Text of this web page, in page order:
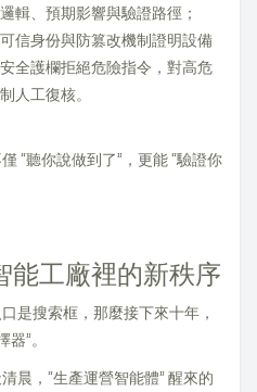
輯、預期影響與驗證路徑；
信身份與防篡改機制證明設備
全護欄拒絕危險指令，對高危
人工復核。
“聽你說做到了”，更能 “驗證你
能工廠裡的新秩序
是搜索框，那麼接下來十年，
”。
晨，“生產運營智能體” 醒來的